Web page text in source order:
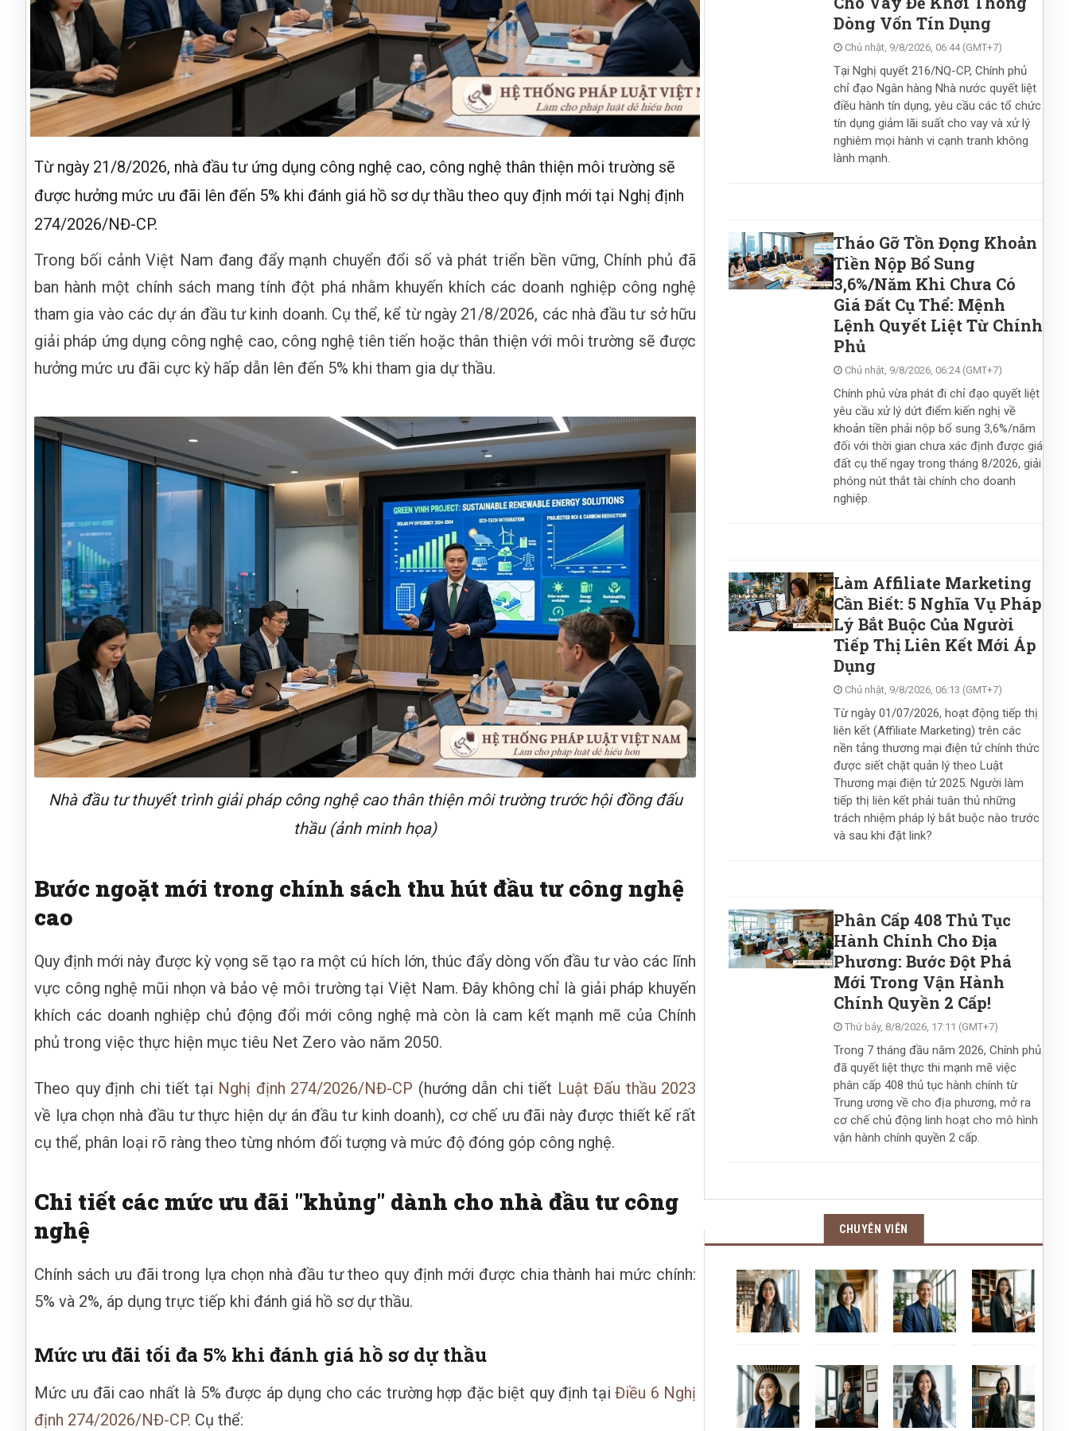
Từ ngày 21/8/2026, nhà đầu tư ứng dụng công nghệ cao, công nghệ thân thiện môi trường sẽ
được hưởng mức ưu đãi lên đến 5% khi đánh giá hồ sơ dự thầu theo quy định mới tại Nghị định
274/2026/NĐ-CP.
Trong bối cảnh Việt Nam đang đẩy mạnh chuyển đổi số và phát triển bền vững, Chính phủ đã
ban hành một chính sách mang tính đột phá nhằm khuyến khích các doanh nghiệp công nghệ
tham gia vào các dự án đầu tư kinh doanh. Cụ thể, kể từ ngày 21/8/2026, các nhà đầu tư sở hữu
giải pháp ứng dụng công nghệ cao, công nghệ tiên tiến hoặc thân thiện với môi trường sẽ được
hưởng mức ưu đãi cực kỳ hấp dẫn lên đến 5% khi tham gia dự thầu.
Nhà đầu tư thuyết trình giải pháp công nghệ cao thân thiện môi trường trước hội đồng đấu
thầu (ảnh minh họa)
Bước ngoặt mới trong chính sách thu hút đầu tư công nghệ
cao
Quy định mới này được kỳ vọng sẽ tạo ra một cú hích lớn, thúc đẩy dòng vốn đầu tư vào các lĩnh
vực công nghệ mũi nhọn và bảo vệ môi trường tại Việt Nam. Đây không chỉ là giải pháp khuyến
khích các doanh nghiệp chủ động đổi mới công nghệ mà còn là cam kết mạnh mẽ của Chính
phủ trong việc thực hiện mục tiêu Net Zero vào năm 2050.
Theo quy định chi tiết tại Nghị định 274/2026/NĐ-CP (hướng dẫn chi tiết Luật Đấu thầu 2023
về lựa chọn nhà đầu tư thực hiện dự án đầu tư kinh doanh), cơ chế ưu đãi này được thiết kế rất
cụ thể, phân loại rõ ràng theo từng nhóm đối tượng và mức độ đóng góp công nghệ.
Chi tiết các mức ưu đãi "khủng" dành cho nhà đầu tư công
nghệ
Chính sách ưu đãi trong lựa chọn nhà đầu tư theo quy định mới được chia thành hai mức chính:
5% và 2%, áp dụng trực tiếp khi đánh giá hồ sơ dự thầu.
Mức ưu đãi tối đa 5% khi đánh giá hồ sơ dự thầu
Mức ưu đãi cao nhất là 5% được áp dụng cho các trường hợp đặc biệt quy định tạiĐiều 6 Nghị
định 274/2026/NĐ-CP. Cụ thể:
Dòng Vốn Tín Dụng
Chủ nhật, 9/8/2026, 06:44 (GMT+7)
Tại Nghị quyết 216/NQ-CP, Chính phủ
chỉ đạo Ngân hàng Nhà nước quyết liệt
điều hành tín dụng, yêu cầu các tổ chức
tín dụng giảm lãi suất cho vay và xử lý
nghiêm mọi hành vi cạnh tranh không
lành mạnh.
Tháo Gỡ Tồn Đọng Khoản
Tiền Nộp Bổ Sung
3,6%/Năm Khi Chưa Có
Giá Đất Cụ Thể: Mệnh
Lệnh Quyết Liệt Từ Chính
Phủ
Chủ nhật, 9/8/2026, 06:24 (GMT+7)
Chính phủ vừa phát đi chỉ đạo quyết liệt
yêu cầu xử lý dứt điểm kiến nghị về
khoản tiền phải nộp bổ sung 3,6%/năm
đối với thời gian chưa xác định được giá
đất cụ thể ngay trong tháng 8/2026, giải
phóng nút thắt tài chính cho doanh
nghiệp.
Làm Affiliate Marketing
Cần Biết: 5 Nghĩa Vụ Pháp
Lý Bắt Buộc Của Người
Tiếp Thị Liên Kết Mới Áp
Dụng
Chủ nhật, 9/8/2026, 06:13 (GMT+7)
Từ ngày 01/07/2026, hoạt động tiếp thị
liên kết (Affiliate Marketing) trên các
nền tảng thương mại điện tử chính thức
được siết chặt quản lý theo Luật
Thương mại điện tử 2025. Người làm
tiếp thị liên kết phải tuân thủ những
trách nhiệm pháp lý bắt buộc nào trước
và sau khi đặt link?
Phân Cấp 408 Thủ Tục
Hành Chính Cho Địa
Phương: Bước Đột Phá
Mới Trong Vận Hành
Chính Quyền 2 Cấp!
Thứ bảy, 8/8/2026, 17:11 (GMT+7)
Trong 7 tháng đầu năm 2026, Chính phủ
đã quyết liệt thực thi mạnh mẽ việc
phân cấp 408 thủ tục hành chính từ
Trung ương về cho địa phương, mở ra
cơ chế chủ động linh hoạt cho mô hình
vận hành chính quyền 2 cấp.
CHUYÊN VIÊN